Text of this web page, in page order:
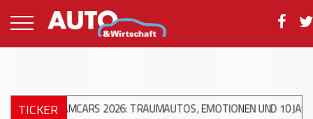
TICKER2026: TRAUMAUTOS, EMOTIONEN UND 10 JAHRE ACW AG